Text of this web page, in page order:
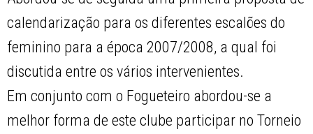
calendarização para os diferentes escalões do
feminino para a época 2007/2008, a qual foi
discutida entre os vários intervenientes.
Em conjunto com o Fogueteiro abordou-se a
melhor forma de este clube participar no Torneio